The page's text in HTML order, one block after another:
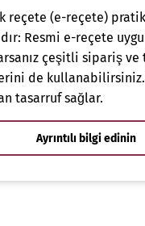
reçete (e-reçete)
Resmi e-reçete
çeşitli sipariş ve
de kullanabilirsiniz.
tasarruf sağlar.
Ayrıntılı bilgi edinin